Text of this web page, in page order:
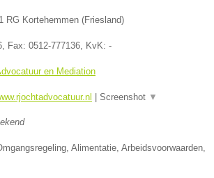
RG Kortehemmen (Friesland)
, Fax: 0512-777136 , KvK: -
en Mediation
| Screenshot ▼
Alimentatie, Arbeidsvoorwaarden,